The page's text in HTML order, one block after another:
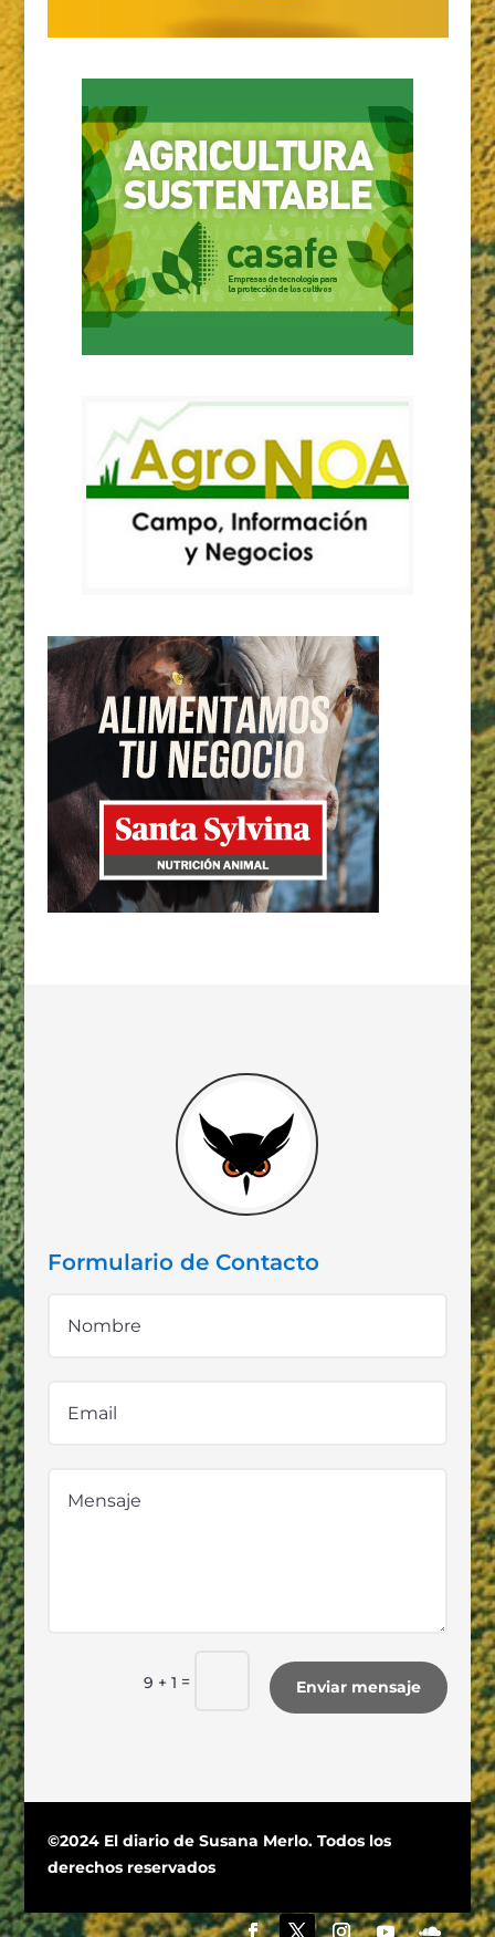
Formulario de Contacto
9 + 1 = Enviar mensaje
©2024 El diario de Susana Merlo. Todos los
derechos reservados